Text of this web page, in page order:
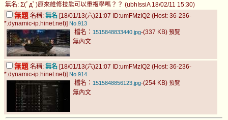
無名: Σ(ﾟдﾟ)原來維修技能可以重複學嗎？？ (ubhIssiA 18/02/11 15:30)
無題 名稱: 無名 [18/01/13(六)21:07 ID:umFMzIQ2 (Host: 36-236-
*.dynamic-ip.hinet.net)] No.913
檔名： 1515848833440.jpg-(337 KB) 預覽
無內文
無題 名稱: 無名 [18/01/13(六)21:07 ID:umFMzIQ2 (Host: 36-236-
*.dynamic-ip.hinet.net)] No.914
檔名： 1515848856123.jpg-(254 KB) 預覽
無內文